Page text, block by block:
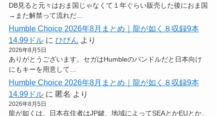
DB見ると元々はおま国じゃなくて１年ぐらい販売した後におま国
→また解禁って流れだ…
Humble Choice 2026年8月まとめ｜龍が如く８収録9本
14.99ドルに ひびん より
2026年8月5日
ありがとうございます。セガはHumbleのバンドルだと日本向け
にもキーを用意して…
Humble Choice 2026年8月まとめ｜龍が如く８収録9本
14.99ドルに 匿名 より
2026年8月5日
龍が如くは、日本在住者はJP鍵、地域によってSEAとかEUとか、